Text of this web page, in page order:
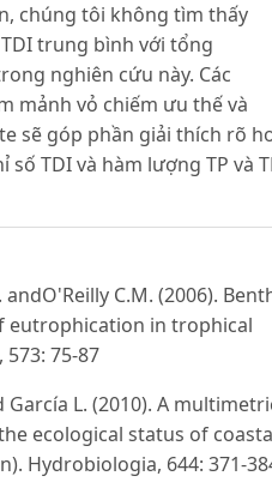
chúng tôi không tìm thấy
trung bình với tổng
nghiên cứu này. Các
mảnh vỏ chiếm ưu thế và
sẽ góp phần giải thích rõ
TDI và hàm lượng TP và
andO'Reilly C.M. (2006).
eutrophication in trophical
75-87
García L. (2010). A
ecological status of
Hydrobiologia, 644: 371-